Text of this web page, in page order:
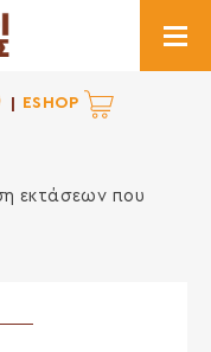
ESHOP
εκτάσεων που